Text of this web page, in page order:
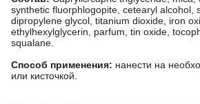
synthetic fluorphlogopite, cetearyl alcohol,
dipropylene glycol, titanium dioxide, iron
ethylhexylglycerin, parfum, tin oxide,
squalane.
Способ применения: нанести на
или кисточкой.